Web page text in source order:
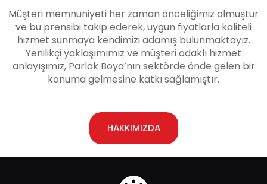
Müşteri memnuniyeti her zaman önceliğimiz olmuştur
ve bu prensibi takip ederek, uygun fiyatlarla kaliteli
hizmet sunmaya kendimizi adamış bulunmaktayız.
Yenilikçi yaklaşımımız ve müşteri odaklı hizmet
anlayışımız, Parlak Boya’nın sektörde önde gelen bir
konuma gelmesine katkı sağlamıştır.
HAKKIMIZDA